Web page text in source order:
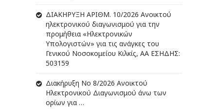
ΔIΑΚΗΡΥΞΗ ΑΡIΘΜ. 10/2026 Ανοικτού
ηλεκτρονικού διαγωνισμού για την
προμήθεια «Ηλεκτρονικών
Υπολογιστών» για τις ανάγκες του
Γενικού Νοσοκομείου Κιλκίς, ΑΑ ΕΣΗΔΗΣ:
503159
Διακήρυξη Νο 8/2026 Ανοικτού
Ηλεκτρονικού Διαγωνισμού άνω των
ορίων για …